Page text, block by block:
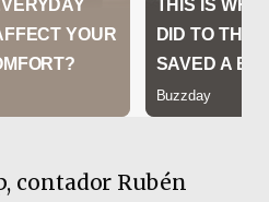
contador Rubén